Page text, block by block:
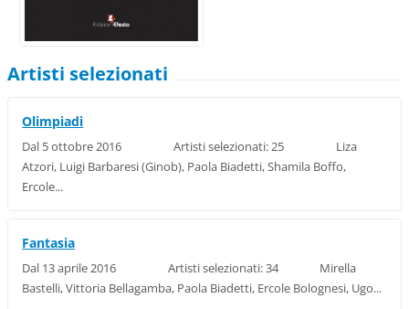
Artisti selezionati
Olimpiadi
Dal 5 ottobre 2016 Artisti selezionati: 25 Liza
Atzori, Luigi Barbaresi (Ginob), Paola Biadetti, Shamila Boffo,
Ercole...
Fantasia
Dal 13 aprile 2016 Artisti selezionati: 34 Mirella
Bastelli, Vittoria Bellagamba, Paola Biadetti, Ercole Bolognesi, Ugo...